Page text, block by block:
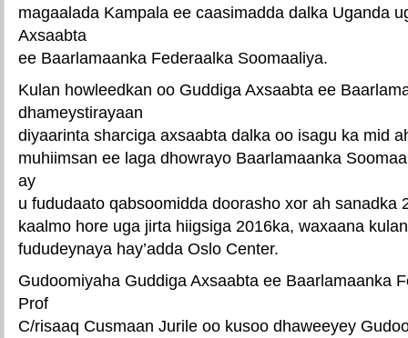
magaalada Kampala ee caasimadda dalka Uganda
Axsaabta
ee Baarlamaanka Federaalka Soomaaliya.
Kulan howleedkan oo Guddiga Axsaabta ee
dhameystirayaan
diyaarinta sharciga axsaabta dalka oo isagu ka mid
muhiimsan ee laga dhowrayo Baarlamaanka
ay
u fududaato qabsoomidda doorasho xor ah sanadka
kaalmo hore uga jirta hiigsiga 2016ka, waxaana
fududeynaya hay’adda Oslo Center.
Gudoomiyaha Guddiga Axsaabta ee Baarlamaanka
Prof
C/risaaq Cusmaan Jurile oo kusoo dhaweeyey